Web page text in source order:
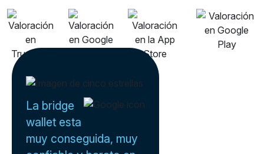
La bridge
wallet esta
muy conseguida, muy